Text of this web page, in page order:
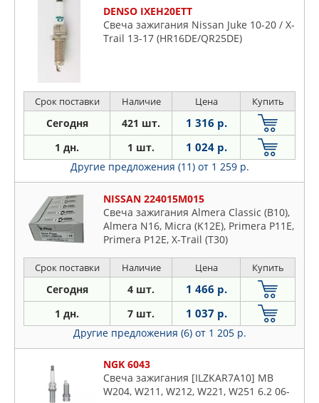
DENSO IXEH20ETT
Свеча зажигания Nissan Juke 10-20 / X-
Trail 13-17 (HR16DE/QR25DE)
Срок поставки Наличие Цена Купить
Сегодня 421 шт. 1 316 р.
1 дн. 1 шт. 1 024 р.
Другие предложения (11) от 1 259 р.
NISSAN 224015M015
Свеча зажигания Almera Classic (B10),
Almera N16, Micra (K12E), Primera P11E,
Primera P12E, X-Trail (T30)
Срок поставки Наличие Цена Купить
Сегодня 4 шт. 1 466 р.
1 дн. 7 шт. 1 037 р.
Другие предложения (6) от 1 205 р.
NGK 6043
Свеча зажигания [ILZKAR7A10] MB
W204, W211, W212, W221, W251 6.2 06-